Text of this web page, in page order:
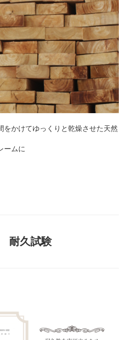
をかけてゆっくりと乾燥させた天然
ームに
耐久試験